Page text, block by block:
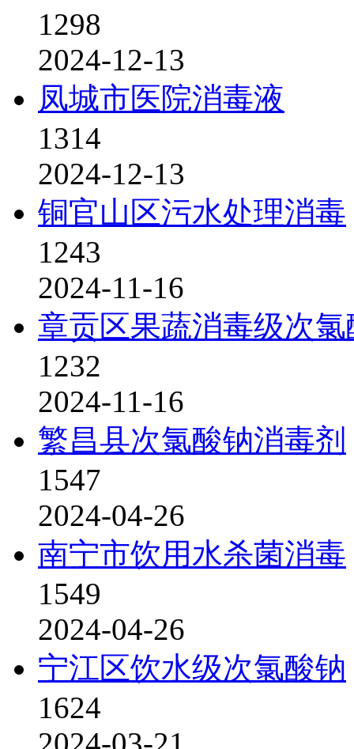
1298
2024-12-13
凤城市医院消毒液
1314
2024-12-13
铜官山区污水处理消毒
1243
2024-11-16
章贡区果蔬消毒级次氯
1232
2024-11-16
繁昌县次氯酸钠消毒剂
1547
2024-04-26
南宁市饮用水杀菌消毒
1549
2024-04-26
宁江区饮水级次氯酸钠
1624